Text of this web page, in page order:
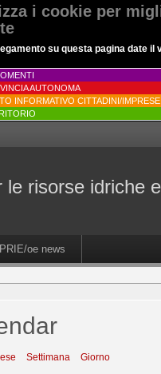
i cookie per
su questa pagina date
AUTONOMA
INFORMATIVO CITTADINI/IMPRESE
risorse idriche
oe news
Settimana Giorno